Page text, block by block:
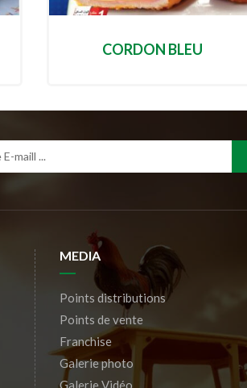
CORDON BLEU
MEDIA
Points distributions
Points de vente
Franchise
Galerie photo
Galerie Vidéo